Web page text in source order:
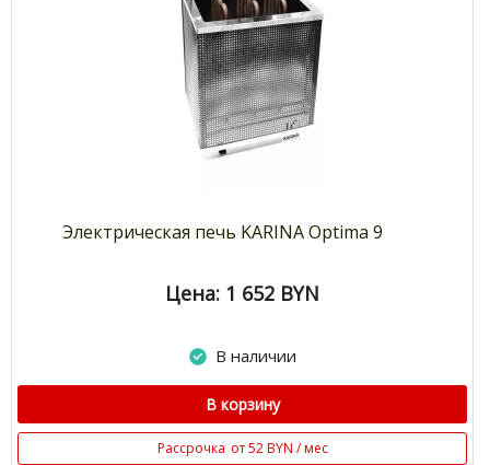
Электрическая печь KARINA Optima 9
Цена: 1 652 BYN
В наличии
В корзину
Рассрочка от 52 BYN / мес